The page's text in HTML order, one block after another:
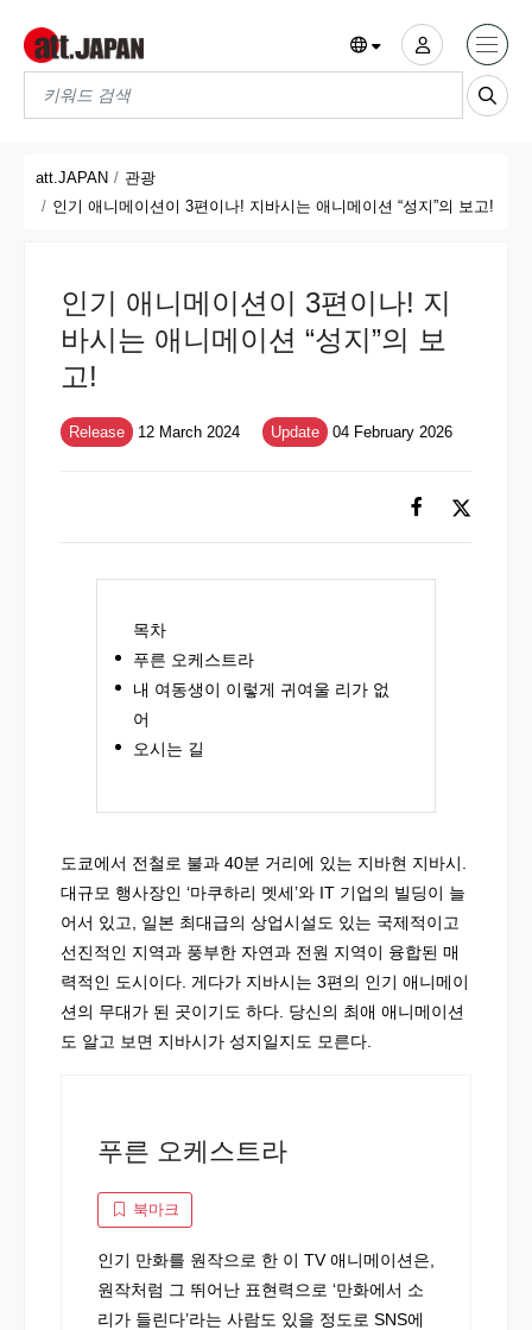
Translations title cont
att.JAPAN
관광
인기 애니메이션이 3편이나! 지바시는 애니메이션 “성지”의 보고!
인기 애니메이션이 3편이나! 지
바시는 애니메이션 “성지”의 보
고!
Release 12 March 2024 Update 04 February 2026
목차
푸른 오케스트라
내 여동생이 이렇게 귀여울 리가 없
어
오시는 길
도쿄에서 전철로 불과 40분 거리에 있는 지바현 지바시.
대규모 행사장인 ‘마쿠하리 멧세’와 IT 기업의 빌딩이 늘
어서 있고, 일본 최대급의 상업시설도 있는 국제적이고
선진적인 지역과 풍부한 자연과 전원 지역이 융합된 매
력적인 도시이다. 게다가 지바시는 3편의 인기 애니메이
션의 무대가 된 곳이기도 하다. 당신의 최애 애니메이션
도 알고 보면 지바시가 성지일지도 모른다.
푸른 오케스트라
북마크
인기 만화를 원작으로 한 이 TV 애니메이션은,
원작처럼 그 뛰어난 표현력으로 ‘만화에서 소
리가 들린다’라는 사람도 있을 정도로 SNS에